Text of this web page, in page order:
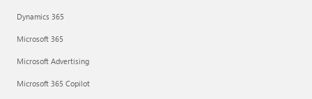
Dynamics 365
Microsoft 365
Microsoft Advertising
Microsoft 365 Copilot